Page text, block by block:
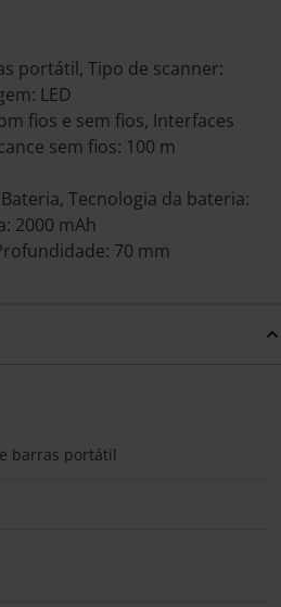
portátil, Tipo de scanner:
LED
fios e sem fios, Interfaces
sem fios: 100 m
Tecnologia da bateria:
2000 mAh
70 mm
barras portátil